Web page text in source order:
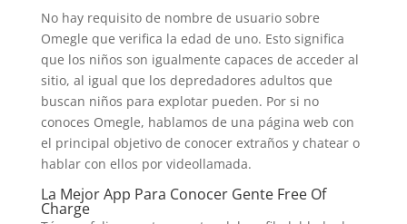
No hay requisito de nombre de usuario sobre
Omegle que verifica la edad de uno. Esto significa
que los niños son igualmente capaces de acceder al
sitio, al igual que los depredadores adultos que
buscan niños para explotar pueden. Por si no
conoces Omegle, hablamos de una página web con
el principal objetivo de conocer extraños y chatear o
hablar con ellos por videollamada.
La Mejor App Para Conocer Gente Free Of
Charge